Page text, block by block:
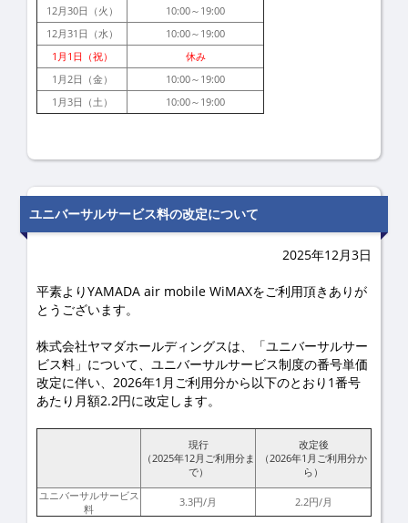
12月30日（火）
10:00～19:00
12月31日（水）
10:00～19:00
1月1日（祝）
休み
1月2日（金）
10:00～19:00
1月3日（土）
10:00～19:00
ユニバーサルサービス料の改定について
2025年12月3日
平素よりYAMADA air mobile WiMAXをご利用頂きありが
とうございます。
株式会社ヤマダホールディングスは、「ユニバーサルサー
ビス料」について、ユニバーサルサービス制度の番号単価
改定に伴い、2026年1月ご利用分から以下のとおり1番号
あたり月額2.2円に改定します。
現行
（2025年12月ご利用分ま
で）
改定後
（2026年1月ご利用分か
ら）
ユニバーサルサービス
料
3.3円/月 2.2円/月